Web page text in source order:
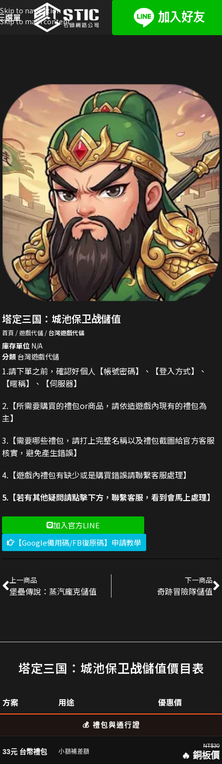
Skip to navigation
Skip to main content
選單
塔定三国：城池保卫战儲值
首頁 遊戲代儲 台灣遊戲代儲
庫存單位 N/A
分類 台灣遊戲代儲
1.請下單之前，確認好個人【帳號密碼】、【登入方式】、
【暱稱】、【伺服器】
2. 【所需要購買的禮包or商品，請依造遊戲內現有的禮包為
主】
3. 【需要哪些禮包，請打上完整名稱以及禮包截圖給官方客服
核實，避免產生錯誤】
4.【遊戲內禮包有缺少或是購買錯誤請聯繫客服處理】
5.【若有其他疑問請點擊下方，聯繫客服，看到會馬上處理】
加入官方LINE
【Google備用碼/FB復原碼】申請教學
上一商品
堡壘傳說：蒸汽龐克儲值
下一商品
奇跡冒險隊儲值
塔定三国：城池保卫战儲值價目表
方案 用途 優惠價
💰 禮包與通行證
33元 台幣禮包 小額補差額
NT$30
🔥 銅板價